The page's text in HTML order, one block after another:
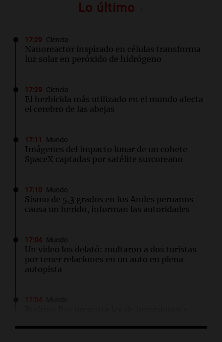
Lo último
17:29 Ciencia
Nanoreactor inspirado en células transforma
luz solar en peróxido de hidrógeno
17:29 Ciencia
El herbicida más utilizado en el mundo afecta
el cerebro de las abejas
17:11 Mundo
Imágenes del impacto lunar de un cohete
SpaceX captadas por satélite surcoreano
17:10 Mundo
Sismo de 5,3 grados en los Andes peruanos
causa un herido, informan las autoridades
17:04 Mundo
Un video los delató: multaron a dos turistas
por tener relaciones en un auto en plena
autopista
17:04
crisis en Bolivia